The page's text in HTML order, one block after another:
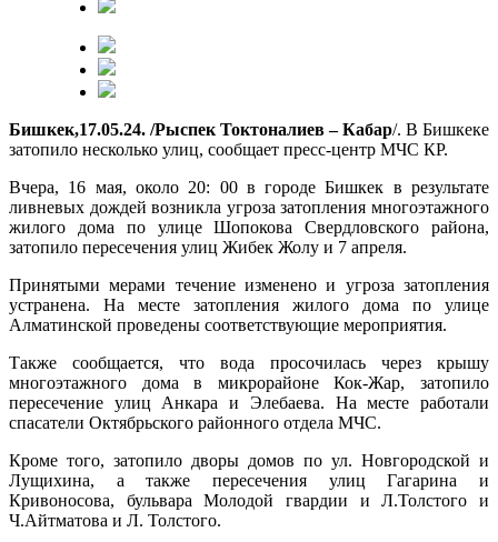
Бишкек,17.05.24. /Рыспек Токтоналиев – Кабар/. В Бишкеке
затопило несколько улиц, сообщает пресс-центр МЧС КР.
Вчера, 16 мая, около 20: 00 в городе Бишкек в результате
ливневых дождей возникла угроза затопления многоэтажного
жилого дома по улице Шопокова Свердловского района,
затопило пересечения улиц Жибек Жолу и 7 апреля.
Принятыми мерами течение изменено и угроза затопления
устранена. На месте затопления жилого дома по улице
Алматинской проведены соответствующие мероприятия.
Также сообщается, что вода просочилась через крышу
многоэтажного дома в микрорайоне Кок-Жар, затопило
пересечение улиц Анкара и Элебаева. На месте работали
спасатели Октябрьского районного отдела МЧС.
Кроме того, затопило дворы домов по ул. Новгородской и
Лущихина, а также пересечения улиц Гагарина и
Кривоносова, бульвара Молодой гвардии и Л.Толстого и
Ч.Айтматова и Л. Толстого.